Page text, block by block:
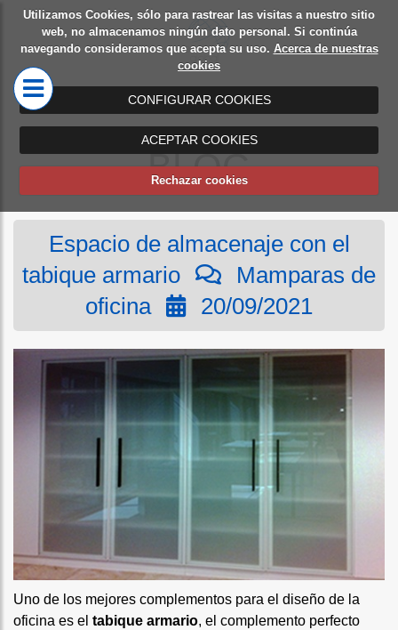
Utilizamos Cookies, sólo para rastrear las visitas a nuestro sitio
web, no almacenamos ningún dato personal. Si continúa
navegando consideramos que acepta su uso. Acerca de nuestras
cookies
CONFIGURAR COOKIES
ACEPTAR COOKIES
Rechazar cookies
Diseño
de
oficinas
Mamparas
de oficina
BLOG
Espacio de almacenaje con el
tabique armario
Mamparas de
oficina
20/09/2021
Uno de los mejores complementos para el diseño de la
oficina es el tabique armario, el complemento perfecto